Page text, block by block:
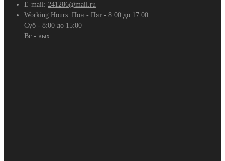
E-mail: 241286@mail.ru
Working Hours: Пон - Пят - 8:00 до 17:00
Суб - 8:00 до 15:00
Вс - вых.